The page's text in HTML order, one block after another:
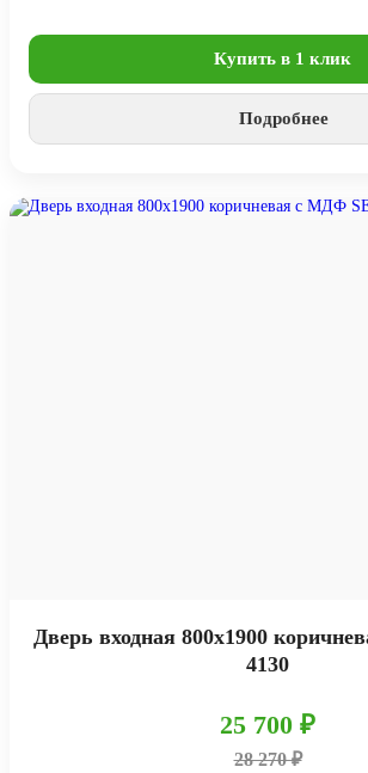
Купить в 1 клик
Подробнее
Дверь входная 800х1900
4130
25 700 ₽
28 270 ₽